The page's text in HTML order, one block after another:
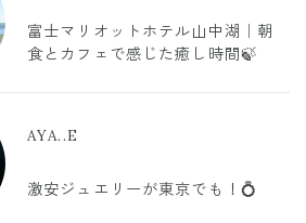
富士マリオットホテル山中湖｜朝
食とカフェで感じた癒し時間🍃
AYA..E
激安ジュエリーが東京でも！💍